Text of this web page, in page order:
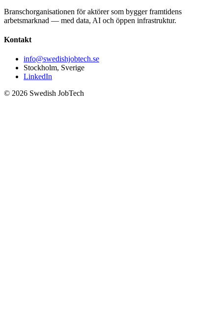
Branschorganisationen för aktörer som bygger framtidens
arbetsmarknad — med data, AI och öppen infrastruktur.
Kontakt
info@swedishjobtech.se
Stockholm, Sverige
LinkedIn
© 2026 Swedish JobTech